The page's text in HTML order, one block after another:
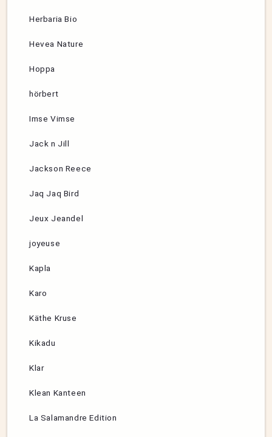
Herbaria Bio
Hevea Nature
Hoppa
hörbert
Imse Vimse
Jack n Jill
Jackson Reece
Jaq Jaq Bird
Jeux Jeandel
joyeuse
Kapla
Karo
Käthe Kruse
Kikadu
Klar
Klean Kanteen
La Salamandre Edition